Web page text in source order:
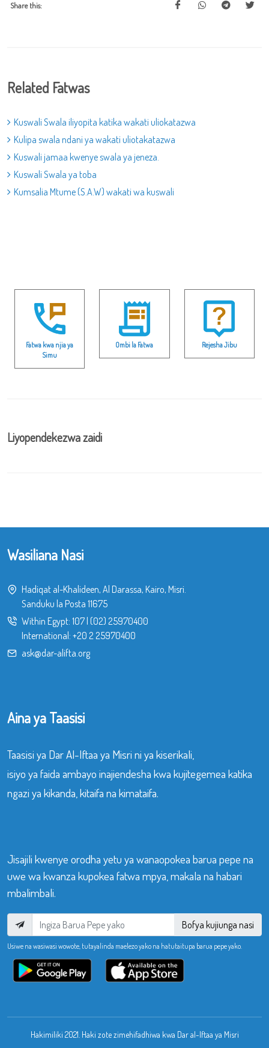
Share this:
Related Fatwas
Kuswali Swala iliyopita katika wakati uliokatazwa
Kulipa swala ndani ya wakati uliotakatazwa
Kuswali jamaa kwenye swala ya jeneza.
Kuswali Swala ya toba
Kumsalia Mtume (S.A.W) wakati wa kuswali
Fatwa kwa njia ya
Simu
Ombi la Fatwa Rejesha Jibu
Liyopendekezwa zaidi
Wasiliana Nasi
Hadiqat al-Khalideen, Al Darassa, Kairo, Misri.
Sanduku la Posta 11675
Within Egypt: 107| (02) 25970400
International: +20 2 25970400
ask@dar-alifta.org
Aina ya Taasisi
Taasisi ya Dar Al-Iftaa ya Misri ni ya kiserikali,
isiyo ya faida ambayo inajiendesha kwa kujitegemea katika
ngazi ya kikanda, kitaifa na kimataifa.
Jisajili kwenye orodha yetu ya wanaopokea barua pepe na
uwe wa kwanza kupokea fatwa mpya, makala na habari
mbalimbali.
Bofya kujiunga nasi
Usiwe na wasiwasi wowote, tutayalinda maelezo yako na hatutaitupa barua pepe yako.
Hakimiliki 2021. Haki zote zimehifadhiwa kwa Dar al-Iftaa ya Misri